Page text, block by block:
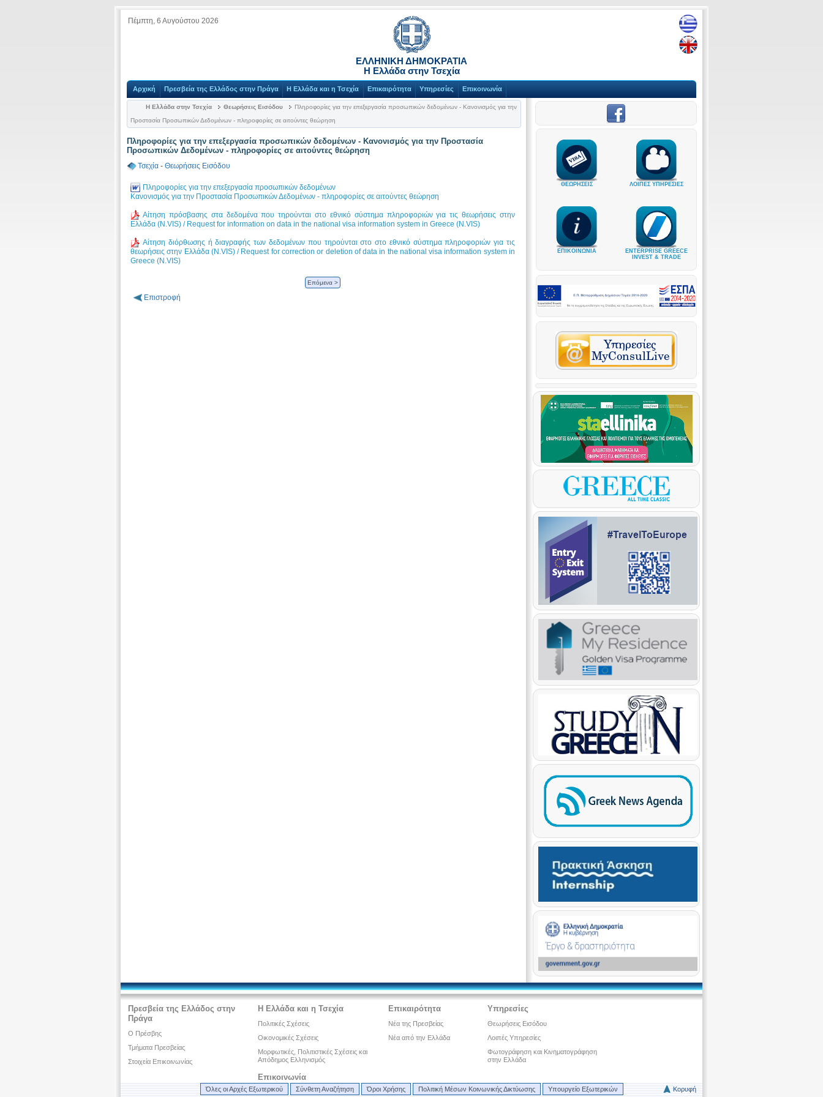
Πέμπτη, 6 Αυγούστου 2026
ΕΛΛΗΝΙΚΗ ΔΗΜΟΚΡΑΤΙΑ
Η Ελλάδα στην Τσεχία
Αρχική Πρεσβεία της Ελλάδος στην Πράγα Η Ελλάδα και η Τσεχία Επικαιρότητα Υπηρεσίες Επικοινωνία
Η Ελλάδα στην Τσεχία Θεωρήσεις Εισόδου
Πληροφορίες για την επεξεργασία προσωπικών δεδομένων - Κανονισμός για την
Προστασία Προσωπικών Δεδομένων - πληροφορίες σε αιτούντες θεώρηση
Πληροφορίες για την επεξεργασία προσωπικών δεδομένων - Κανονισμός για την Προστασία
Προσωπικών Δεδομένων - πληροφορίες σε αιτούντες θεώρηση
Τσεχία - Θεωρήσεις Εισόδου
Πληροφορίες για την επεξεργασία προσωπικών δεδομένων
Κανονισμός για την Προστασία Προσωπικών Δεδομένων - πληροφορίες σε αιτούντες θεώρηση
Αίτηση πρόσβασης στα δεδομένα που τηρούνται στο εθνικό σύστημα πληροφοριών για τις θεωρήσεις στην
Ελλάδα (N.VIS) / Request for information on data in the national visa information system in Greece (N.VIS)
Αίτηση διόρθωσης ή διαγραφής των δεδομένων που τηρούνται στο στο εθνικό σύστημα πληροφοριών για τις
θεωρήσεις στην Ελλάδα (N.VIS) / Request for correction or deletion of data in the national visa information system in
Greece (N.VIS)
Επόμενα >
Επιστροφή
ΘΕΩΡΗΣΕΙΣ ΛΟΙΠΕΣ ΥΠΗΡΕΣΙΕΣ
ΕΠΙΚΟΙΝΩΝΙΑ
ENTERPRISE GREECE
INVEST & TRADE
Πρεσβεία της Ελλάδος στην
Πράγα
Ο Πρέσβης
Τμήματα Πρεσβείας
Στοιχεία Επικοινωνίας
Η Ελλάδα και η Τσεχία
Πολιτικές Σχέσεις
Οικονομικές Σχέσεις
Μορφωτικές, Πολιτιστικές Σχέσεις και
Απόδημος Ελληνισμός
Επικαιρότητα
Νέα της Πρεσβείας
Νέα από την Ελλάδα
Υπηρεσίες
Θεωρήσεις Εισόδου
Λοιπές Υπηρεσίες
Φωτογράφηση και Κινηματογράφηση
στην Ελλάδα
Επικοινωνία
Όλες οι Αρχές Εξωτερικού Σύνθετη Αναζήτηση Όροι Χρήσης Πολιτική Μέσων Κοινωνικής Δικτύωσης Υπουργείο Εξωτερικών Κορυφή